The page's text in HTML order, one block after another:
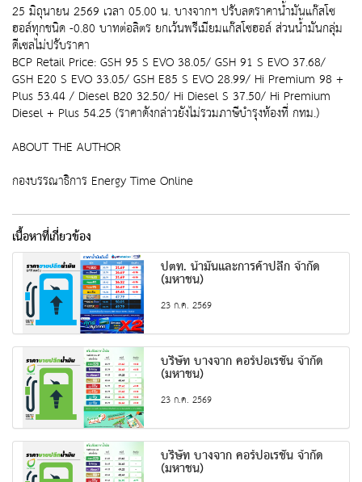
25 มิถุนายน 2569 เวลา 05.00 น. บางจากฯ ปรับลดราคาน้ำมันแก๊สโซ
ฮอล์ทุกชนิด -0.80 บาทต่อลิตร ยกเว้นพรีเมียมแก๊สโซฮอล์ ส่วนน้ำมันกลุ่ม
ดีเซลไม่ปรับราคา
BCP Retail Price: GSH 95 S EVO 38.05/ GSH 91 S EVO 37.68/
GSH E20 S EVO 33.05/ GSH E85 S EVO 28.99/ Hi Premium 98 +
Plus 53.44 / Diesel B20 32.50/ Hi Diesel S 37.50/ Hi Premium
Diesel + Plus 54.25 (ราคาดังกล่าวยังไม่รวมภาษีบำรุงท้องที่ กทม.)
ABOUT THE AUTHOR
กองบรรณาธิการ Energy Time Online
เนื้อหาที่เกี่ยวข้อง
ปตท. น้ำมันและการค้าปลีก จำกัด
(มหาชน)
23 ก.ค. 2569
บริษัท บางจาก คอร์ปอเรชั่น จำกัด
(มหาชน)
23 ก.ค. 2569
บริษัท บางจาก คอร์ปอเรชั่น จำกัด
(มหาชน)